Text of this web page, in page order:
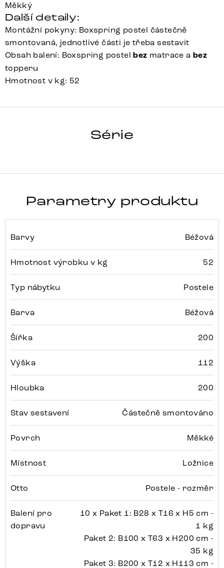
Měkký
Další detaily:
Montážní pokyny: Boxspring postel částečně
smontovaná, jednotlivé části je třeba sestavit
Obsah balení: Boxspring postelbez matrace abez
topperu
Hmotnost v kg: 52
Série
DREAM-WELL
Parametry produktu
Barvy Béžová
Hmotnost výrobku v kg 52
Typ nábytku Postele
Barva Béžová
Šířka 200
Výška 112
Hloubka 200
Stav sestavení Částečně smontováno
Povrch Měkké
Místnost Ložnice
Otto Postele - rozměr
Balení pro
dopravu
10 x Paket 1: B28 x T16 x H5 cm -
1 kg
Paket 2: B100 x T63 x H200 cm -
35 kg
Paket 3: B200 x T12 x H113 cm -